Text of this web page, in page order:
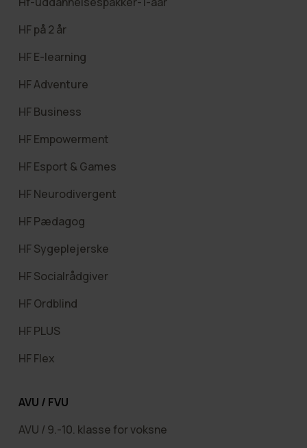
HF på 2 år
HF E-learning
HF Adventure
HF Business
HF Empowerment
HF Esport & Games
HF Neurodivergent
HF Pædagog
HF Sygeplejerske
HF Socialrådgiver
HF Ordblind
HF PLUS
HF Flex
AVU / FVU
AVU / 9.-10. klasse for voksne